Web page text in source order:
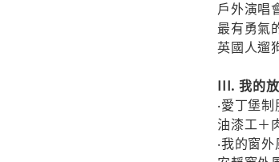
戶外演唱
最有勇氣
英國人遛
III. 我的
‧愛丁堡
油漆工＋
‧我的窗